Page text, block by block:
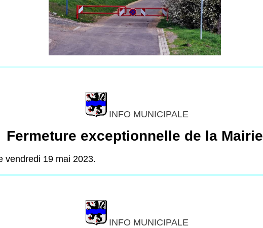
INFO MUNICIPALE
Fermeture exceptionnelle de la Mairie
vendredi 19 mai 2023.
INFO MUNICIPALE